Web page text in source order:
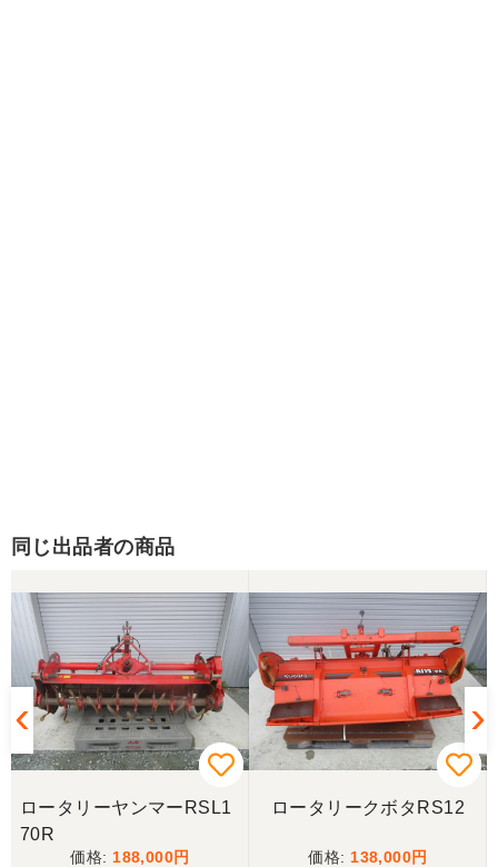
同じ出品者の商品
ロータリーヤンマーRSL1
70R
188,000
ロータリークボタRS12
138,000